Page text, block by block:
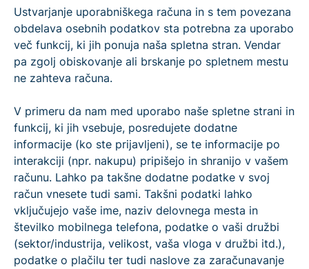
Ustvarjanje uporabniškega računa in s tem povezana
obdelava osebnih podatkov sta potrebna za uporabo
več funkcij, ki jih ponuja naša spletna stran. Vendar
pa zgolj obiskovanje ali brskanje po spletnem mestu
ne zahteva računa.
V primeru da nam med uporabo naše spletne strani in
funkcij, ki jih vsebuje, posredujete dodatne
informacije (ko ste prijavljeni), se te informacije po
interakciji (npr. nakupu) pripišejo in shranijo v vašem
računu. Lahko pa takšne dodatne podatke v svoj
račun vnesete tudi sami. Takšni podatki lahko
vključujejo vaše ime, naziv delovnega mesta in
številko mobilnega telefona, podatke o vaši družbi
(sektor/industrija, velikost, vaša vloga v družbi itd.),
podatke o plačilu ter tudi naslove za zaračunavanje